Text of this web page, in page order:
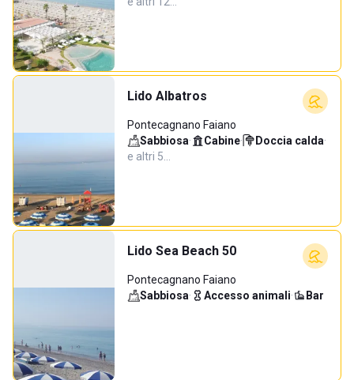
Lido Albatros
Pontecagnano Faiano
Sabbiosa· Cabine· Doccia calda·
e altri 5…
Lido Sea Beach 50
Pontecagnano Faiano
Sabbiosa· Accesso animali· Bar